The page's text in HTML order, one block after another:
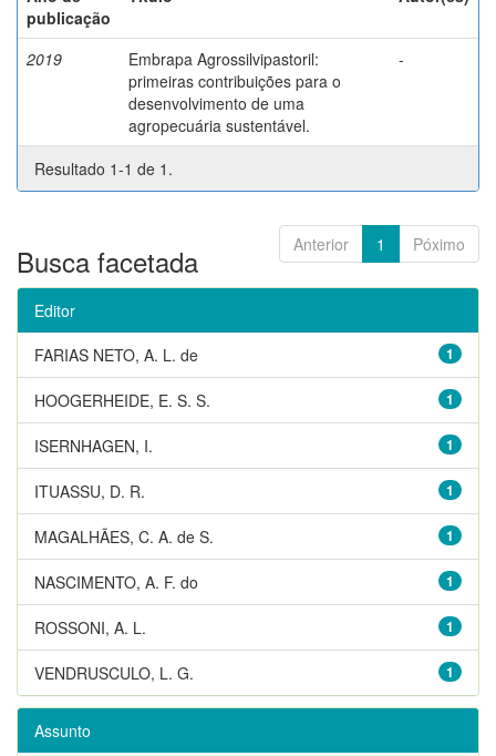
publicação
2019
Embrapa Agrossilvipastoril:
primeiras contribuições para o
desenvolvimento de uma
agropecuária sustentável.
-
Resultado 1-1 de 1.
Anterior 1 Póximo
Busca facetada
Editor
1
FARIAS NETO, A. L. de
1
HOOGERHEIDE, E. S. S.
1
ISERNHAGEN, I.
1
ITUASSU, D. R.
1
MAGALHÃES, C. A. de S.
1
NASCIMENTO, A. F. do
1
ROSSONI, A. L.
1
VENDRUSCULO, L. G.
Assunto